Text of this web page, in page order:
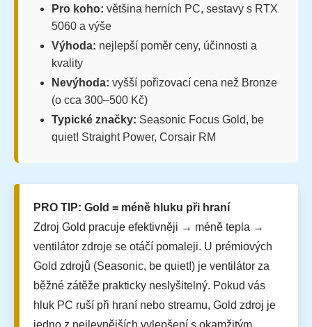
Pro koho: většina herních PC, sestavy s RTX
5060 a výše
Výhoda: nejlepší poměr ceny, účinnosti a
kvality
Nevýhoda: vyšší pořizovací cena než Bronze
(o cca 300–500 Kč)
Typické značky: Seasonic Focus Gold, be
quiet! Straight Power, Corsair RM
PRO TIP: Gold = méně hluku při hraní
Zdroj Gold pracuje efektivněji → méně tepla →
ventilátor zdroje se otáčí pomaleji. U prémiových
Gold zdrojů (Seasonic, be quiet!) je ventilátor za
běžné zátěže prakticky neslyšitelný. Pokud vás
hluk PC ruší při hraní nebo streamu, Gold zdroj je